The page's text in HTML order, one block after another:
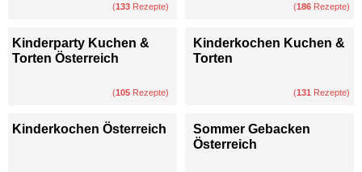
(133 Rezepte) (186 Rezepte)
Kinderparty Kuchen &
Torten Österreich
(105 Rezepte)
Kinderkochen Kuchen &
Torten
(131 Rezepte)
Kinderkochen Österreich
Sommer Gebacken
Österreich